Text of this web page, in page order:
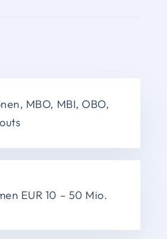
MBO, MBI, OBO,
EUR 10 – 50 Mio.